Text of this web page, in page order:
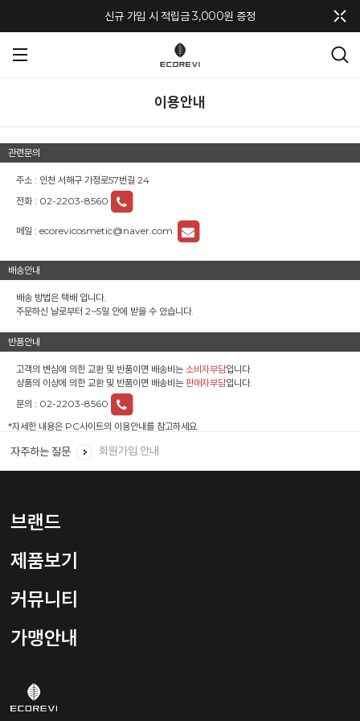
신규 가입 시 적립금 3,000원 증정
이용안내
관련문의
주소 : 인천 서해구 가정로57번길 24
전화 : 02-2203-8560
메일 : ecorevicosmetic@naver.com
배송안내
배송 방법은 택배 입니다.
주문하신 날로부터 2~5일 안에 받을 수 있습니다.
반품안내
고객의 변심에 의한 교환 및 반품이면 배송비는 소비자부담입니다.
상품의 이상에 의한 교환 및 반품이면 배송비는 판매자부담입니다.
문의 : 02-2203-8560
*자세한 내용은 PC사이트의 이용안내를 참고하세요.
자주하는 질문
회원탈퇴를 하려면 어떻게 해야하나요?
회원가입 안내
브랜드
제품보기
커뮤니티
가맹안내